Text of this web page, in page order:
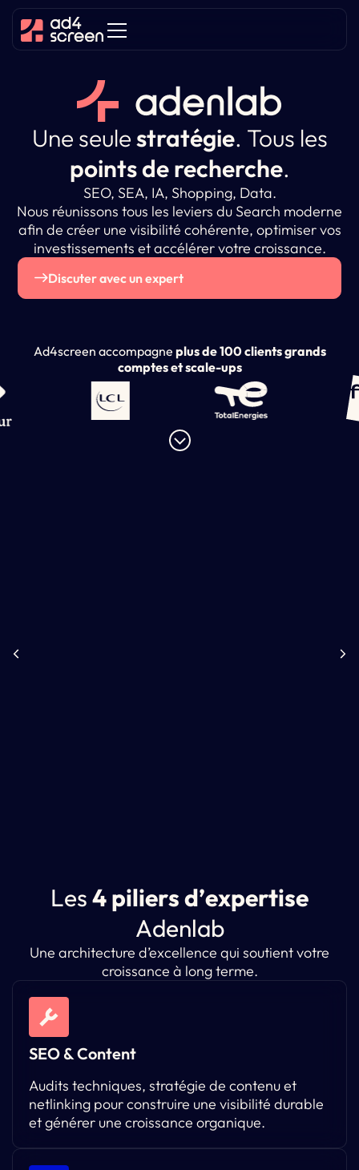
Une seulestratégie. Tous les
points de recherche.
SEO, SEA, IA, Shopping, Data.
Nous réunissons tous les leviers du Search moderne
afin de créer une visibilité cohérente, optimiser vos
investissements et accélérer votre croissance.
Discuter avec un expert
Ad4screen accompagne plus de 100 clients grands
comptes et scale-ups
Les4piliersd’expertise
Adenlab
Une architecture d’excellence qui soutient votre
croissance à long terme.
SEO & Content
Audits techniques, stratégie de contenu et
netlinking pour construire une visibilité durable
et générer une croissance organique.